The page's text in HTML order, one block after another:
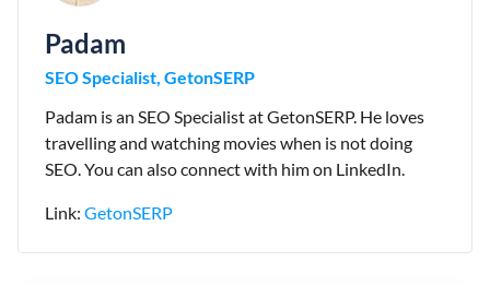
Padam
SEO Specialist, GetonSERP
Padam is an SEO Specialist at GetonSERP. He loves
travelling and watching movies when is not doing
SEO. You can also connect with him on LinkedIn.
Link: GetonSERP